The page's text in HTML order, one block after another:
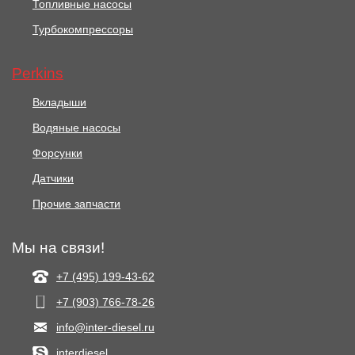
Топливные насосы
Турбокомпрессоры
Perkins
Вкладыши
Водяные насосы
Форсунки
Датчики
Прочие запчасти
Мы на связи!
+7 (495) 199-43-62
+7 (903) 766‑78-26
info@inter-diesel.ru
interdiesel